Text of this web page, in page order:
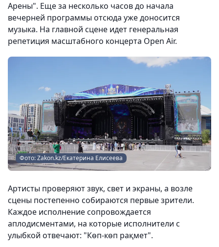
Арены". Еще за несколько часов до начала
вечерней программы отсюда уже доносится
музыка. На главной сцене идет генеральная
репетиция масштабного концерта Open Air.
Фото: Zakon.kz/Екатерина Елисеева
Артисты проверяют звук, свет и экраны, а возле
сцены постепенно собираются первые зрители.
Каждое исполнение сопровождается
аплодисментами, на которые исполнители с
улыбкой отвечают: "Көп-көп рақмет".